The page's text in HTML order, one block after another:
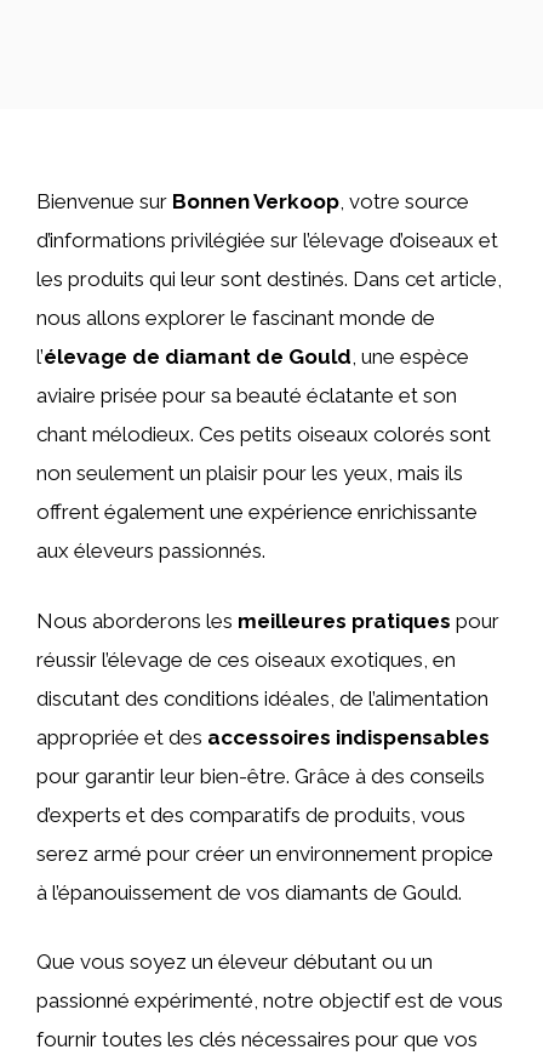
Bienvenue sur Bonnen Verkoop, votre source
d’informations privilégiée sur l’élevage d’oiseaux et
les produits qui leur sont destinés. Dans cet article,
nous allons explorer le fascinant monde de
l’élevage de diamant de Gould, une espèce
aviaire prisée pour sa beauté éclatante et son
chant mélodieux. Ces petits oiseaux colorés sont
non seulement un plaisir pour les yeux, mais ils
offrent également une expérience enrichissante
aux éleveurs passionnés.
Nous aborderons les meilleures pratiques pour
réussir l’élevage de ces oiseaux exotiques, en
discutant des conditions idéales, de l’alimentation
appropriée et des accessoires indispensables
pour garantir leur bien-être. Grâce à des conseils
d’experts et des comparatifs de produits, vous
serez armé pour créer un environnement propice
à l’épanouissement de vos diamants de Gould.
Que vous soyez un éleveur débutant ou un
passionné expérimenté, notre objectif est de vous
fournir toutes les clés nécessaires pour que vos